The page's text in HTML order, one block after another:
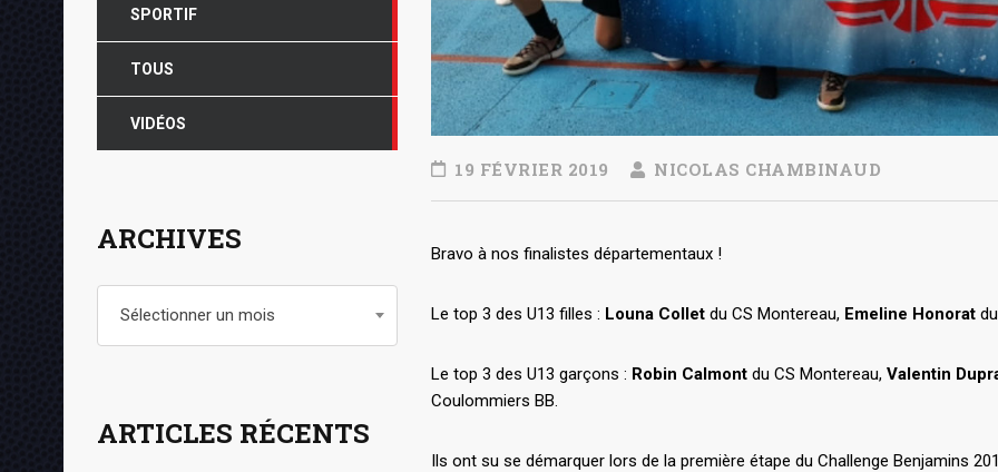
19 FÉVRIER 2019 NICOLAS CHAMBINAUD
Bravo à nos finalistes départementaux !
Le top 3 des U13 filles : Louna Collet du CS Montereau, Emeline Honorat
Le top 3 des U13 garçons : Robin Calmont du CS Montereau, Valentin
Coulommiers BB.
Ils ont su se démarquer lors de la première étape du Challenge Benjamins
SPORTIF
TOUS
VIDÉOS
ARCHIVES
Sélectionner un mois
ARTICLES RÉCENTS